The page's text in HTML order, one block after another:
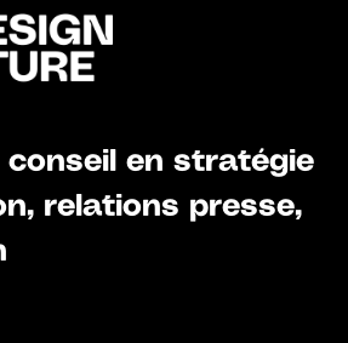
en stratégie
relations presse,